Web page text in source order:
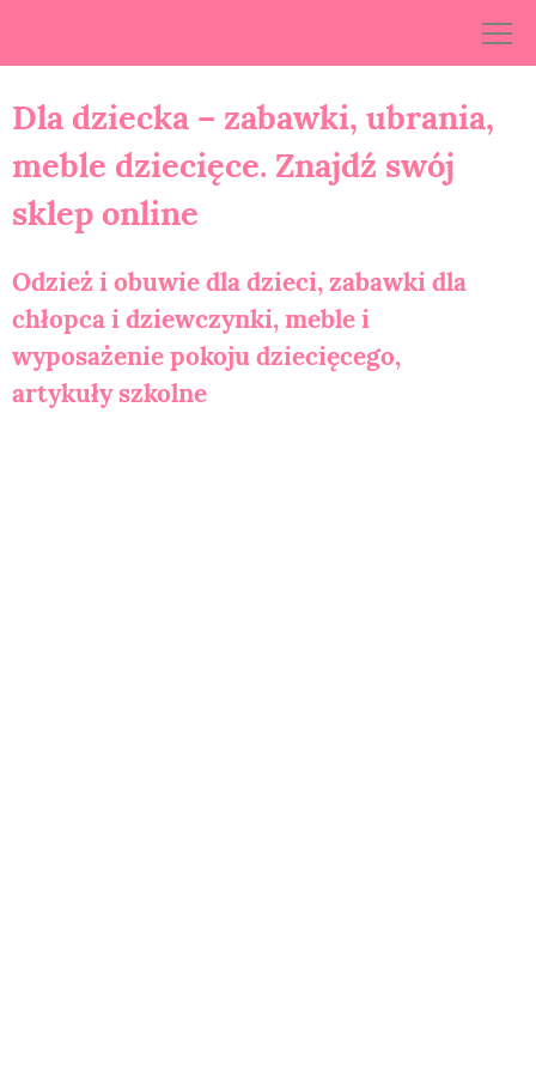
Dla dziecka – zabawki, ubrania,
meble dziecięce. Znajdź swój
sklep online
Odzież i obuwie dla dzieci, zabawki dla
chłopca i dziewczynki, meble i
wyposażenie pokoju dziecięcego,
artykuły szkolne